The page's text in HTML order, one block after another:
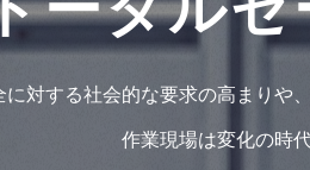
に対する社会的な要求の高まりや
作業現場は変化の時